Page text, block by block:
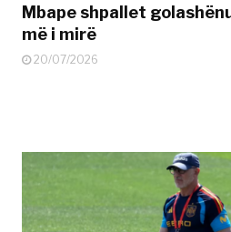
Mbape shpallet
më i mirë
20/07/2026